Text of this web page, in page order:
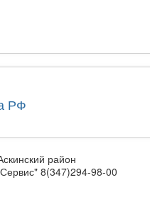
РФ
район
8(347)294-98-00